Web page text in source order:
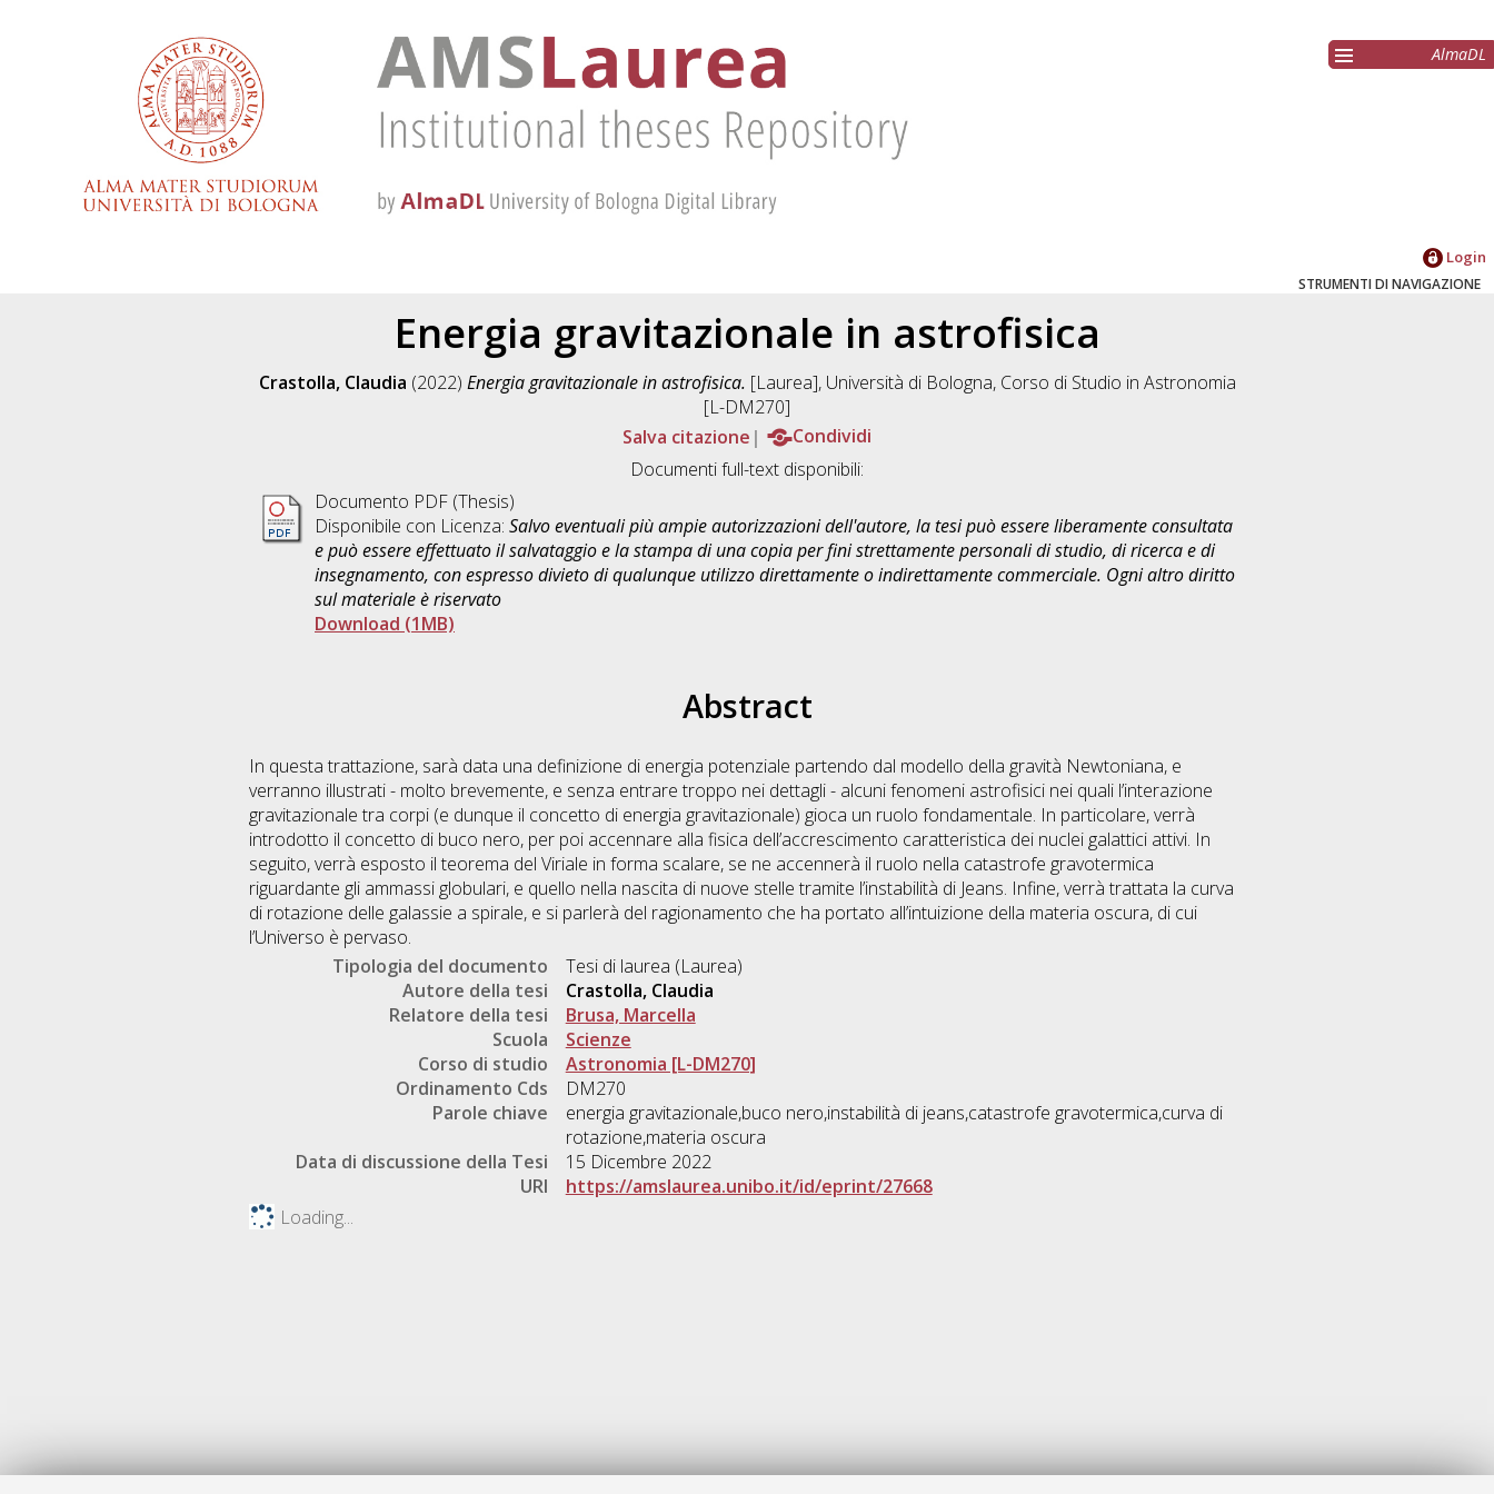
AlmaDL
Login
STRUMENTI DI NAVIGAZIONE
Energia gravitazionale in astrofisica
Crastolla, Claudia (2022) Energia gravitazionale in astrofisica. [Laurea], Università di Bologna, Corso di Studio in Astronomia
[L-DM270]
Salva citazione
Condividi
Documenti full-text disponibili:
Documento PDF (Thesis)
Disponibile con Licenza: Salvo eventuali più ampie autorizzazioni dell'autore, la tesi può essere liberamente consultata
e può essere effettuato il salvataggio e la stampa di una copia per fini strettamente personali di studio, di ricerca e di
insegnamento, con espresso divieto di qualunque utilizzo direttamente o indirettamente commerciale. Ogni altro diritto
sul materiale è riservato
Download (1MB)
Abstract
In questa trattazione, sarà data una definizione di energia potenziale partendo dal modello della gravità Newtoniana, e
verranno illustrati - molto brevemente, e senza entrare troppo nei dettagli - alcuni fenomeni astrofisici nei quali l’interazione
gravitazionale tra corpi (e dunque il concetto di energia gravitazionale) gioca un ruolo fondamentale. In particolare, verrà
introdotto il concetto di buco nero, per poi accennare alla fisica dell’accrescimento caratteristica dei nuclei galattici attivi. In
seguito, verrà esposto il teorema del Viriale in forma scalare, se ne accennerà il ruolo nella catastrofe gravotermica
riguardante gli ammassi globulari, e quello nella nascita di nuove stelle tramite l’instabilità di Jeans. Infine, verrà trattata la curva
di rotazione delle galassie a spirale, e si parlerà del ragionamento che ha portato all’intuizione della materia oscura, di cui
l’Universo è pervaso.
Tipologia del documento
Tesi di laurea (Laurea)
Autore della tesi
Crastolla, Claudia
Relatore della tesi
Brusa, Marcella
Scuola
Scienze
Corso di studio
Astronomia [L-DM270]
Ordinamento Cds
DM270
Parole chiave
energia gravitazionale,buco nero,instabilità di jeans,catastrofe gravotermica,curva di
rotazione,materia oscura
Data di discussione della Tesi
15 Dicembre 2022
URI
https://amslaurea.unibo.it/id/eprint/27668
Loading...